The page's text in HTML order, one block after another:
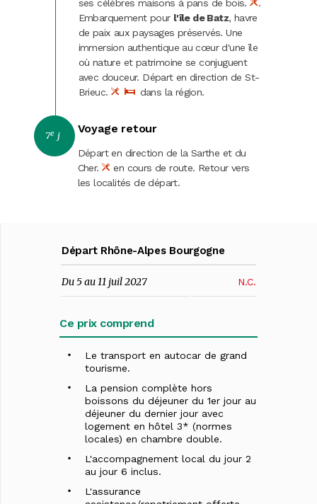
ses célèbres maisons à pans de bois.
.
Embarquement pour l'île de Batz, havre
de paix aux paysages préservés. Une
immersion authentique au cœur d'une île
où nature et patrimoine se conjuguent
avec douceur. Départ en direction de St-
Brieuc.
dans la région.
7e j
Voyage retour
Départ en direction de la Sarthe et du
Cher.
en cours de route. Retour vers
les localités de départ.
Départ Rhône-Alpes Bourgogne
Du 5 au 11 juil 2027 N.C.
Ce prix comprend
Le transport en autocar de grand
tourisme.
La pension complète hors
boissons du déjeuner du 1er jour au
déjeuner du dernier jour avec
logement en hôtel 3* (normes
locales) en chambre double.
L'accompagnement local du jour 2
au jour 6 inclus.
L'assurance